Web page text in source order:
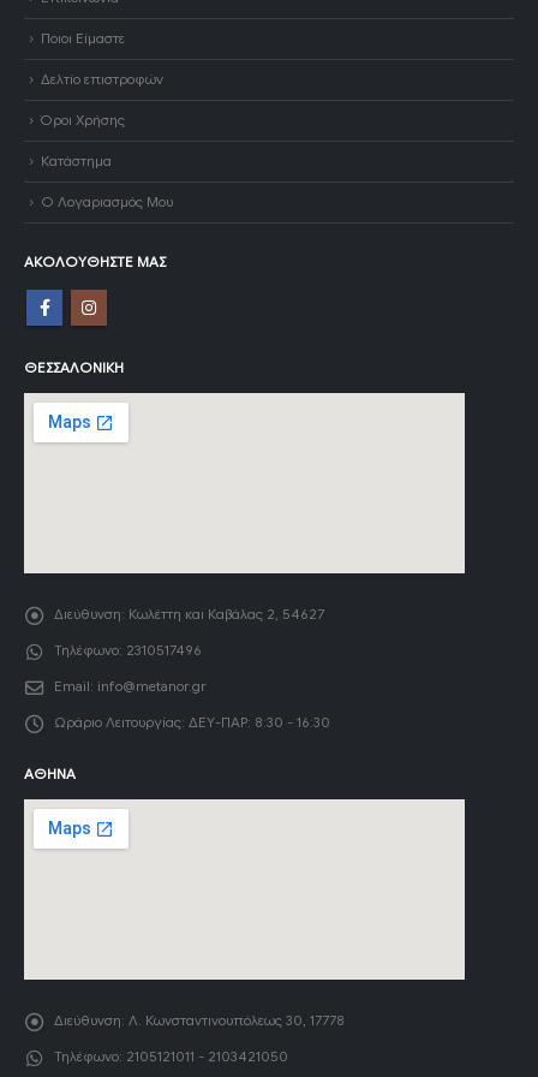
Ποιοι Είμαστε
Δελτίο επιστροφών
Όροι Χρήσης
Κατάστημα
Ο Λογαριασμός Μου
ΑΚΟΛΟΥΘΉΣΤΕ ΜΑΣ
ΘΕΣΣΑΛΟΝΊΚΗ
Διεύθυνση: Κωλέττη και Καβάλας 2, 54627
Τηλέφωνο: 2310517496
Email: info@metanor.gr
Ωράριο Λειτουργίας: ΔΕΥ-ΠΑΡ: 8:30 - 16:30
ΑΘΉΝΑ
Διεύθυνση: Λ. Κωνσταντινουπόλεως 30, 17778
Τηλέφωνο: 2105121011 - 2103421050